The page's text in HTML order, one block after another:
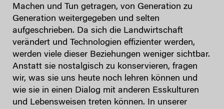
Machen und Tun getragen, von Generation zu
Generation weitergegeben und selten
aufgeschrieben. Da sich die Landwirtschaft
verändert und Technologien effizienter werden,
werden viele dieser Beziehungen weniger sichtbar.
Anstatt sie nostalgisch zu konservieren, fragen
wir, was sie uns heute noch lehren können und
wie sie in einen Dialog mit anderen Esskulturen
und Lebensweisen treten können. In unserer